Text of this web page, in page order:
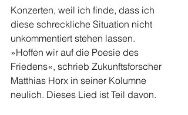
Konzerten, weil ich finde, dass ich
diese schreckliche Situation nicht
unkommentiert stehen lassen.
»Hoffen wir auf die Poesie des
Friedens«, schrieb Zukunftsforscher
Matthias Horx in seiner Kolumne
neulich. Dieses Lied ist Teil davon.